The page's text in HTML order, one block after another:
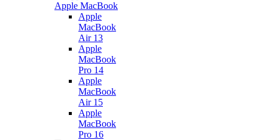
Apple MacBook
Apple
MacBook
Air 13
Apple
MacBook
Pro 14
Apple
MacBook
Air 15
Apple
MacBook
Pro 16